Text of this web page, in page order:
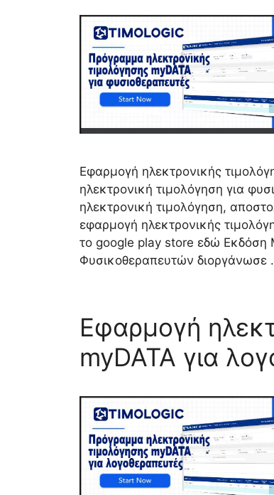
Εφαρμογή ηλεκτρονικής
ηλεκτρονική τιμολόγηση για
ηλεκτρονική τιμολόγηση,
εφαρμογή ηλεκτρονικής
το google play store εδώ Εκδόση
Φυσικοθεραπευτών διοργάνωσε
Εφαρμογή
myDATA για